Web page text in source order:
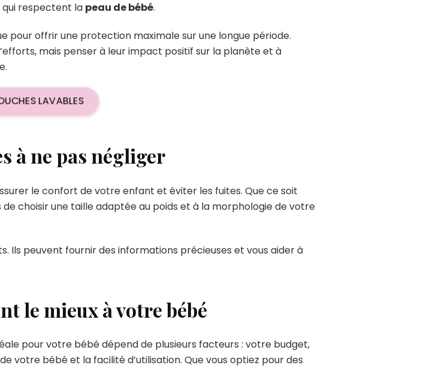
qui respectent la peau de bébé.
pour offrir une protection maximale sur une longue période.
mais penser à leur impact positif sur la planète et à
LAVABLES
à ne pas négliger
le confort de votre enfant et éviter les fuites. Que ce soit
choisir une taille adaptée au poids et à la morphologie de votre
Ils peuvent fournir des informations précieuses et vous aider à
le mieux à votre bébé
pour votre bébé dépend de plusieurs facteurs : votre budget,
votre bébé et la facilité d’utilisation. Que vous optiez pour des